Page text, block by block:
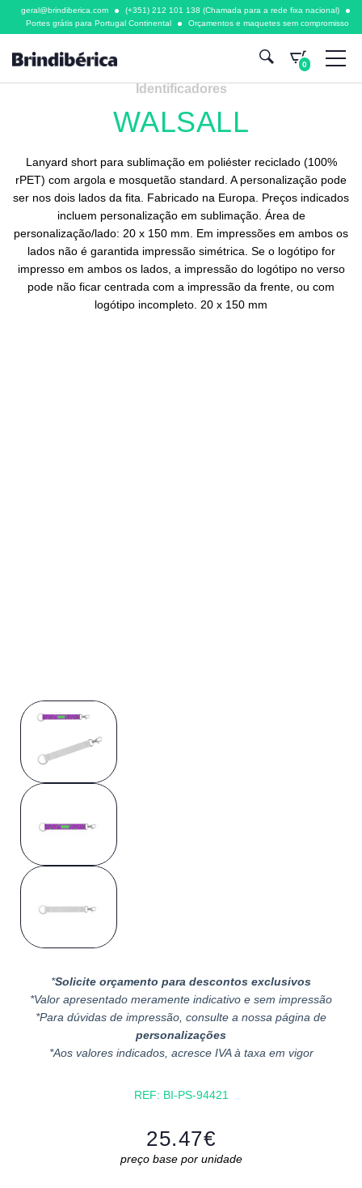
geral@brindiberica.com
(+351) 212 101 138 (Chamada para a rede fixa nacional)
Portes grátis para Portugal Continental
Orçamentos e maquetes sem compromisso
0
Identificadores
WALSALL
Lanyard short para sublimação em poliéster reciclado (100%
rPET) com argola e mosquetão standard. A personalização pode
ser nos dois lados da fita. Fabricado na Europa. Preços indicados
incluem personalização em sublimação. Área de
personalização/lado: 20 x 150 mm. Em impressões em ambos os
lados não é garantida impressão simétrica. Se o logótipo for
impresso em ambos os lados, a impressão do logótipo no verso
pode não ficar centrada com a impressão da frente, ou com
logótipo incompleto. 20 x 150 mm
*Solicite orçamento para descontos exclusivos
*Valor apresentado meramente indicativo e sem impressão
*Para dúvidas de impressão, consulte a nossa página de
personalizações
*Aos valores indicados, acresce IVA à taxa em vigor
REF: BI-PS-94421
25.47€
preço base por unidade